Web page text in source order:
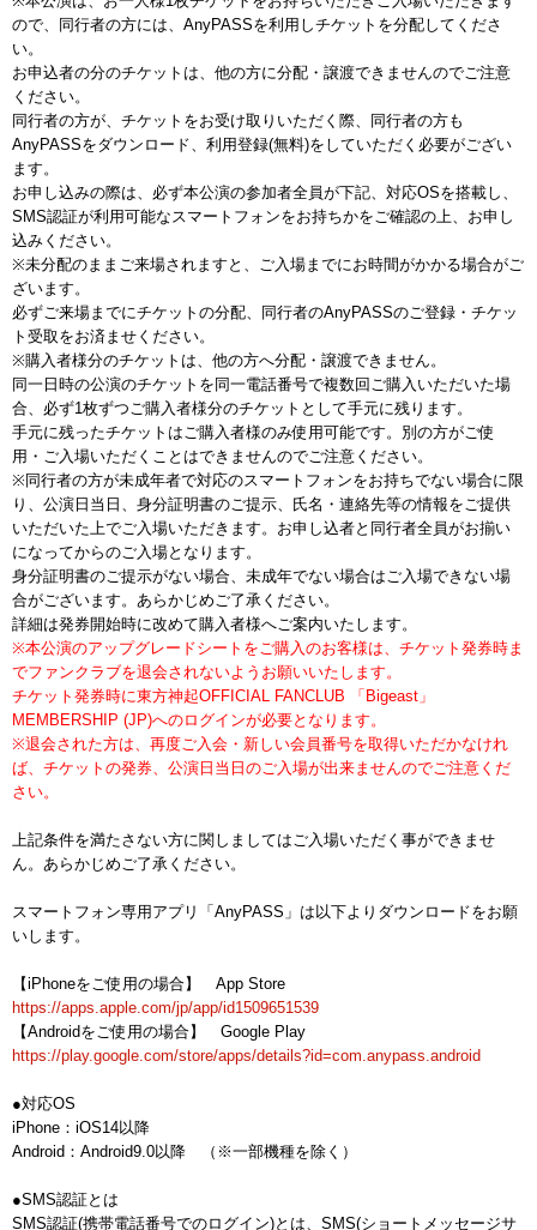
ので、同行者の方には、AnyPASSを利用しチケットを分配してくださ
い。
お申込者の分のチケットは、他の方に分配・譲渡できませんのでご注意
ください。
同行者の方が、チケットをお受け取りいただく際、同行者の方も
AnyPASSをダウンロード、利用登録(無料)をしていただく必要がござい
ます。
お申し込みの際は、必ず本公演の参加者全員が下記、対応OSを搭載し、
SMS認証が利用可能なスマートフォンをお持ちかをご確認の上、お申し
込みください。
※未分配のままご来場されますと、ご入場までにお時間がかかる場合がご
ざいます。
必ずご来場までにチケットの分配、同行者のAnyPASSのご登録・チケッ
ト受取をお済ませください。
※購入者様分のチケットは、他の方へ分配・譲渡できません。
同一日時の公演のチケットを同一電話番号で複数回ご購入いただいた場
合、必ず1枚ずつご購入者様分のチケットとして手元に残ります。
手元に残ったチケットはご購入者様のみ使用可能です。別の方がご使
用・ご入場いただくことはできませんのでご注意ください。
※同行者の方が未成年者で対応のスマートフォンをお持ちでない場合に限
り、公演日当日、身分証明書のご提示、氏名・連絡先等の情報をご提供
いただいた上でご入場いただきます。お申し込者と同行者全員がお揃い
になってからのご入場となります。
身分証明書のご提示がない場合、未成年でない場合はご入場できない場
合がございます。あらかじめご了承ください。
詳細は発券開始時に改めて購入者様へご案内いたします。
※本公演のアップグレードシートをご購入のお客様は、チケット発券時ま
でファンクラブを退会されないようお願いいたします。
チケット発券時に東方神起OFFICIAL FANCLUB 「Bigeast」
MEMBERSHIP (JP)へのログインが必要となります。
※退会された方は、再度ご入会・新しい会員番号を取得いただかなけれ
ば、チケットの発券、公演日当日のご入場が出来ませんのでご注意くだ
さい。
上記条件を満たさない方に関しましてはご入場いただく事ができませ
ん。あらかじめご了承ください。
スマートフォン専用アプリ「AnyPASS」は以下よりダウンロードをお願
いします。
【iPhoneをご使用の場合】 App Store
https://apps.apple.com/jp/app/id1509651539
【Androidをご使用の場合】 Google Play
https://play.google.com/store/apps/details?id=com.anypass.android
●対応OS
iPhone：iOS14以降
Android：Android9.0以降 （※一部機種を除く）
●SMS認証とは
SMS認証(携帯電話番号でのログイン)とは、SMS(ショートメッセージサ